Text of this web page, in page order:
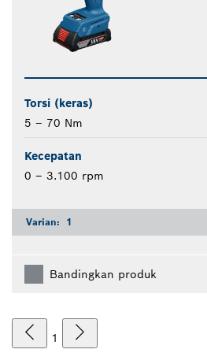
Torsi (keras)
5 – 70 Nm
Kecepatan
0 – 3.100 rpm
Varian: 1
Bandingkan produk
1